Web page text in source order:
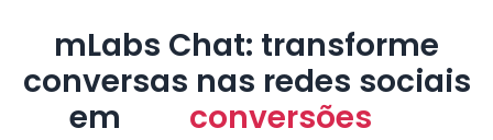
mLabs Chat: transforme
conversas nas redes sociais
em
conversões